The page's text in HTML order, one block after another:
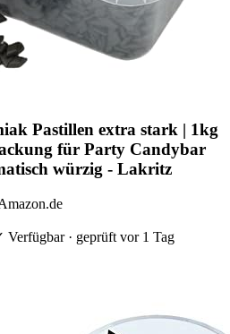
Pastillen extra stark | 1kg
für Party Candybar
würzig - Lakritz
Verfügbar · geprüft vor 1 Tag